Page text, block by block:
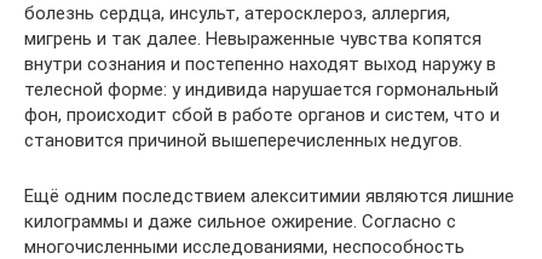
болезнь сердца, инсульт, атеросклероз, аллергия,
мигрень и так далее. Невыраженные чувства копятся
внутри сознания и постепенно находят выход наружу в
телесной форме: у индивида нарушается гормональный
фон, происходит сбой в работе органов и систем, что и
становится причиной вышеперечисленных недугов.
Ещё одним последствием алекситимии являются лишние
килограммы и даже сильное ожирение. Согласно с
многочисленными исследованиями, неспособность